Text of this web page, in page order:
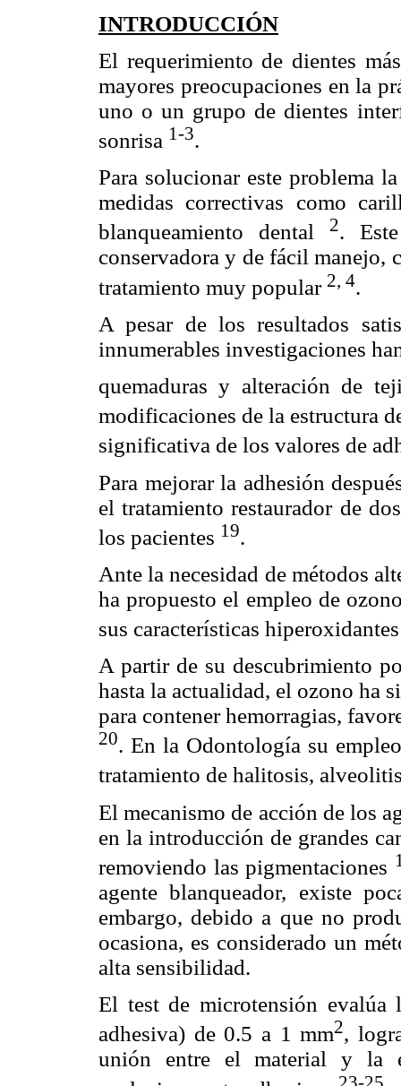
INTRODUCCIÓN
El requerimiento de dientes
mayores preocupaciones en la
uno o un grupo de dientes
sonrisa 1-3.
Para solucionar este problema
medidas correctivas como
blanqueamiento dental
2.
conservadora y de fácil manejo,
tratamiento muy popular 2, 4.
A pesar de los resultados
innumerables investigaciones
quemaduras y alteración de
modificaciones de la estructura
significativa de los valores de
Para mejorar la adhesión
el tratamiento restaurador de
los pacientes 19.
Ante la necesidad de métodos
ha propuesto el empleo de
sus características
A partir de su descubrimiento
hasta la actualidad, el ozono ha
para contener hemorragias,
20. En la Odontología su
tratamiento de halitosis,
El mecanismo de acción de los
en la introducción de grandes
removiendo las pigmentaciones
agente blanqueador, existe
embargo, debido a que no
ocasiona, es considerado un
alta sensibilidad.
El test de microtensión evalúa
adhesiva) de 0.5 a 1 mm2,
unión entre el material y la
23-25